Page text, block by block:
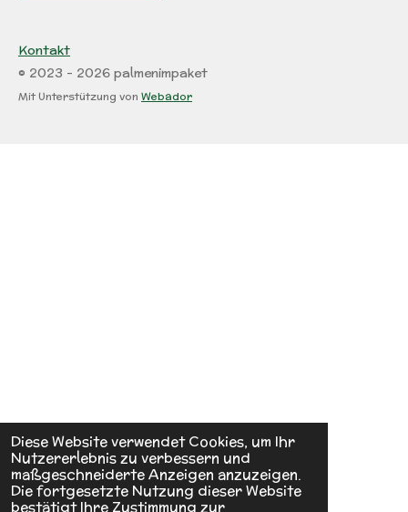
Diese Website verwendet Cookies, um Ihr
Nutzererlebnis zu verbessern und
maßgeschneiderte Anzeigen anzuzeigen.
Die fortgesetzte Nutzung dieser Website
bestätigt Ihre Zustimmung zur
Kontakt
© 2023 - 2026 palmenimpaket
Mit Unterstützung von Webador